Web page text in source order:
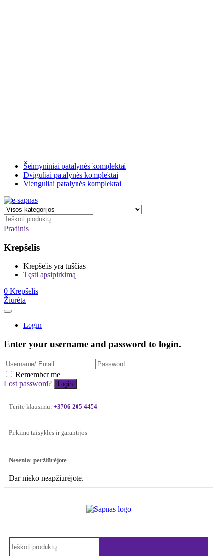
Šeimyniniai patalynės komplektai
Dviguliai patalynės komplektai
Vienguliai patalynės komplektai
Pradinis
Krepšelis
Krepšelis yra tuščias
Tęsti apsipirkimą
0 Krepšelis
Žiūrėta
Login
Enter your username and password to login.
Remember me
Lost password?
Turite klausimų: +3706 205 4454
Pirkimo taisyklės ir garantijos
Neseniai peržiūrėjote
Dar nieko neapžiūrėjote.